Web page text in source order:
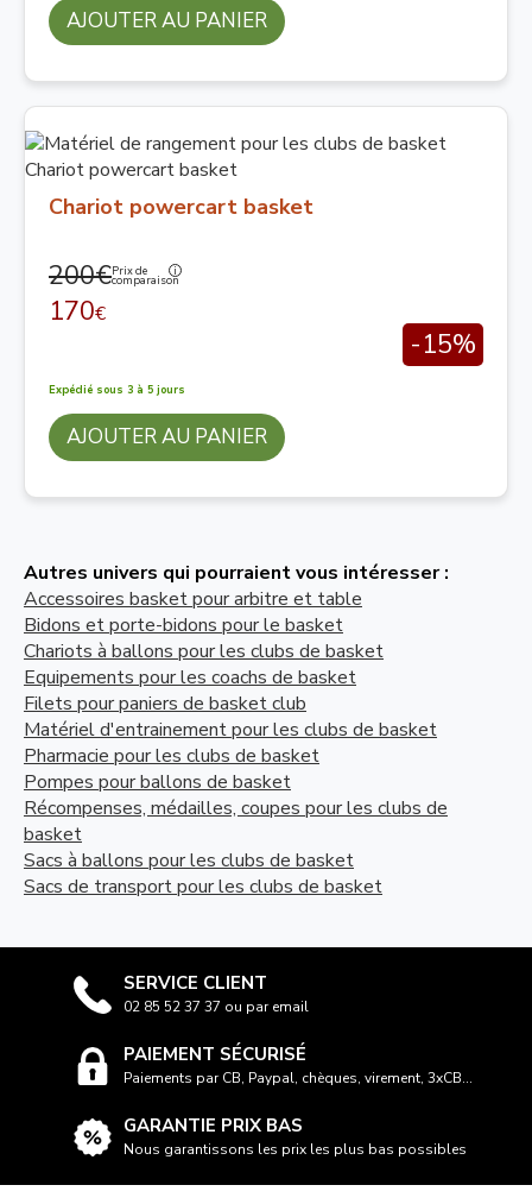
AJOUTER AU PANIER
Chariot powercart basket
200€Prix de
comparaison
170€
-15%
Expédié sous 3 à 5 jours
AJOUTER AU PANIER
Autres univers qui pourraient vous intéresser :
Accessoires basket pour arbitre et table
Bidons et porte-bidons pour le basket
Chariots à ballons pour les clubs de basket
Equipements pour les coachs de basket
Filets pour paniers de basket club
Matériel d'entrainement pour les clubs de basket
Pharmacie pour les clubs de basket
Pompes pour ballons de basket
Récompenses, médailles, coupes pour les clubs de
basket
Sacs à ballons pour les clubs de basket
Sacs de transport pour les clubs de basket
SERVICE CLIENT
02 85 52 37 37 ou par email
PAIEMENT SÉCURISÉ
Paiements par CB, Paypal, chèques, virement, 3xCB...
GARANTIE PRIX BAS
Nous garantissons les prix les plus bas possibles